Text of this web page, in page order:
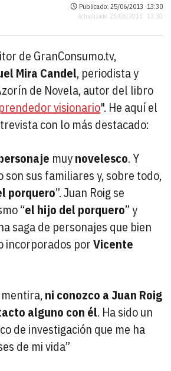
Publicado: 25/06/2013 ·13:30
Actualizado: 25/06/2013 · 13:30
de GranConsumo.tv,
Mira Candel, periodista y
de Novela, autor del libro
visionario". He aquí el
con lo más destacado:
muynovelesco. Y
son sus familiares y, sobre todo,
porquero”. Juan Roig se
“el hijo del porquero” y
saga de personajes que bien
incorporados porVicente
ni conozco a Juan Roig
alguno con él. Ha sido un
de investigación que me ha
de mi vida”